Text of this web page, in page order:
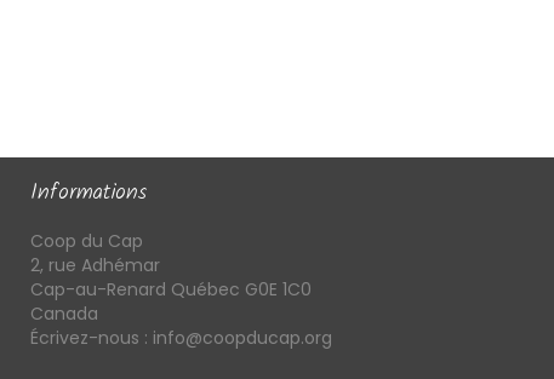
Informations
Coop du Cap
2, rue Adhémar
Cap-au-Renard Québec G0E 1C0
Canada
Écrivez-nous : info@coopducap.org